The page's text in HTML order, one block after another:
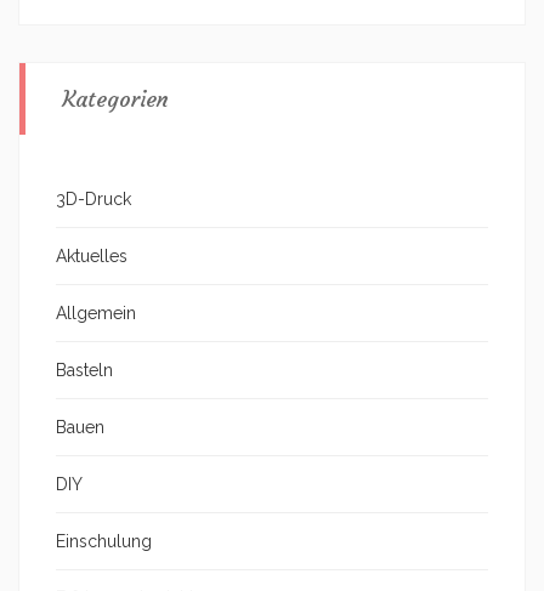
Kategorien
3D-Druck
Aktuelles
Allgemein
Basteln
Bauen
DIY
Einschulung